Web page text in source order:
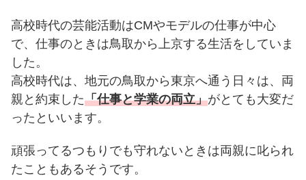
高校時代の芸能活動はCMやモデルの仕事が中心
で、仕事のときは鳥取から上京する生活をしていま
した。
高校時代は、地元の鳥取から東京へ通う日々は、両
親と約束した「仕事と学業の両立」がとても大変だ
ったといいます。
頑張ってるつもりでも守れないときは両親に叱られ
たこともあるそうです。